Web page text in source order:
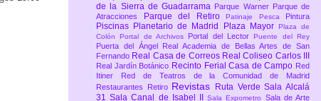
de la Sierra de Guadarrama Parque Warner Parque de
Atracciones
Parque del Retiro Patinaje Pesca Pintura
Piscinas Planetario de Madrid Plaza Mayor
Plaza de
Colón Portal de Archivos Portal del LectorPuente del Rey
Puerta del Ángel
Real Academia de Bellas Artes de San
Fernando Real Casa de Correos Real Coliseo Carlos III
Real Jardín Botánico Recinto Ferial Casa de Campo Red
Itiner
Red de Teatros de la Comunidad de Madrid
Restaurantes
Retiro Revistas Ruta VerdeSala Alcalá
31Sala Canal de Isabel IISala Expometro Sala de Arte